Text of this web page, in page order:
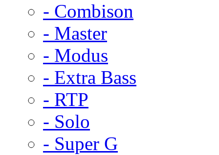
- Combison
- Master
- Modus
- Extra Bass
- RTP
- Solo
- Super G